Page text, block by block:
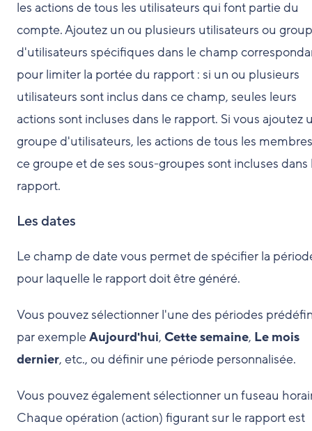
les actions de tous les utilisateurs qui font partie du
compte. Ajoutez un ou plusieurs utilisateurs ou
d'utilisateurs spécifiques dans le champ
pour limiter la portée du rapport : si un ou plusieurs
utilisateurs sont inclus dans ce champ, seules leurs
actions sont incluses dans le rapport. Si vous ajoutez
groupe d'utilisateurs, les actions de tous les
ce groupe et de ses sous-groupes sont incluses dans
rapport.
Les dates
Le champ de date vous permet de spécifier la
pour laquelle le rapport doit être généré.
Vous pouvez sélectionner l'une des périodes
par exempleAujourd'hui, Cette semaine, Le mois
dernier, etc., ou définir une période personnalisée.
Vous pouvez également sélectionner un fuseau
Chaque opération (action) figurant sur le rapport est